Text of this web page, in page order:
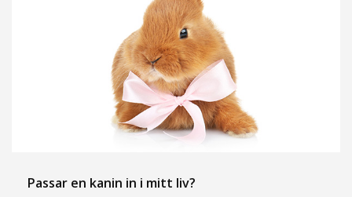
Passar en kanin in i mitt liv?